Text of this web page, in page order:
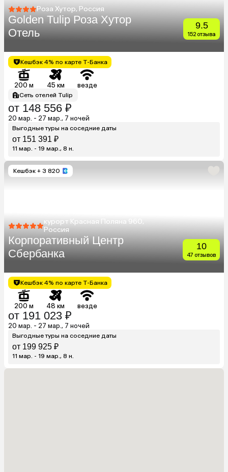
Роза Хутор, Россия
Golden Tulip Роза Хутор
Отель
9.5
152 отзыва
Кешбэк 4% по карте Т-Банка
200 м 45 км везде
Сеть отелей Tulip
от 148 556 ₽
20 мар. - 27 мар., 7 ночей
Выгодные туры на соседние даты
от 151 391 ₽
11 мар. - 19 мар., 8 н.
Кешбэк + 3 820
курорт Красная Поляна 960,
Россия
Корпоративный Центр
Сбербанка
10
47 отзывов
Кешбэк 4% по карте Т-Банка
200 м 48 км везде
от 191 023 ₽
20 мар. - 27 мар., 7 ночей
Выгодные туры на соседние даты
от 199 925 ₽
11 мар. - 19 мар., 8 н.